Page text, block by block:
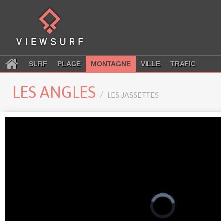
SURF PLAGE MONTAGNE VILLE TRAFIC
LES ANGLES LES JASSETTES